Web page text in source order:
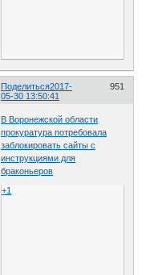
Поделиться 951
2017-
05-30 13:50:41
В Воронежской области
прокуратура потребовала
заблокировать сайты с
инструкциями для
браконьеров
+1